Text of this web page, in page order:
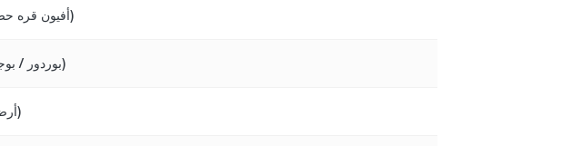
(أفيون قره حصار / كليتشارسلان)
(بوردور / بوجاك)
(أرضروم / ياقوتية)